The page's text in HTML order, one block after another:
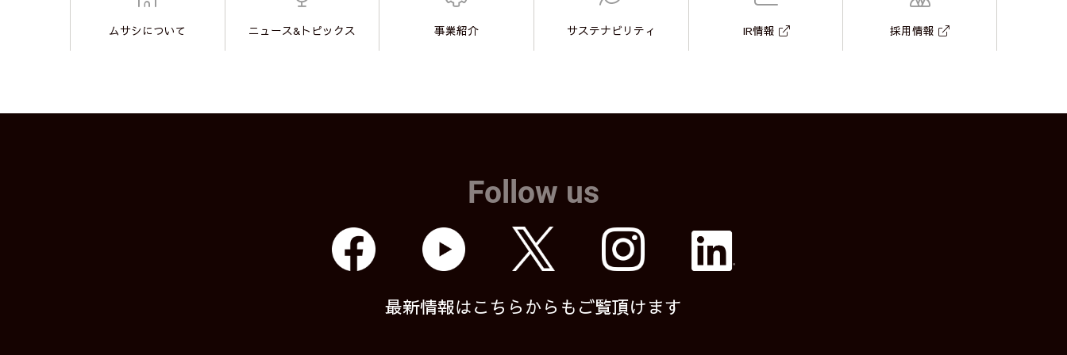
ムサシについて ニュース&トピックス 事業紹介 サステナビリティ IR情報 採用情報
Follow us
最新情報はこちらからもご覧頂けます